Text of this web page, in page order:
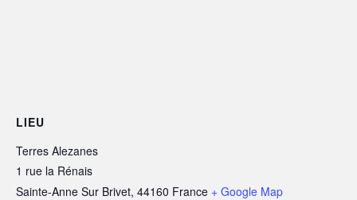
LIEU
Terres Alezanes
1 rue la Rénais
Sainte-Anne Sur Brivet, 44160 France + Google Map